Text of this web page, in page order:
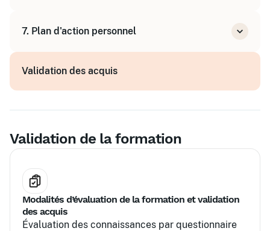
Coopérer de manière sereine
7. Plan d'action personnel
Programme de renforcement : un défi par
semaine pendant 7 semaines
Validation des acquis
Validation de la formation
Modalités d’évaluation de la formation et validation
des acquis
Évaluation des connaissances par questionnaire